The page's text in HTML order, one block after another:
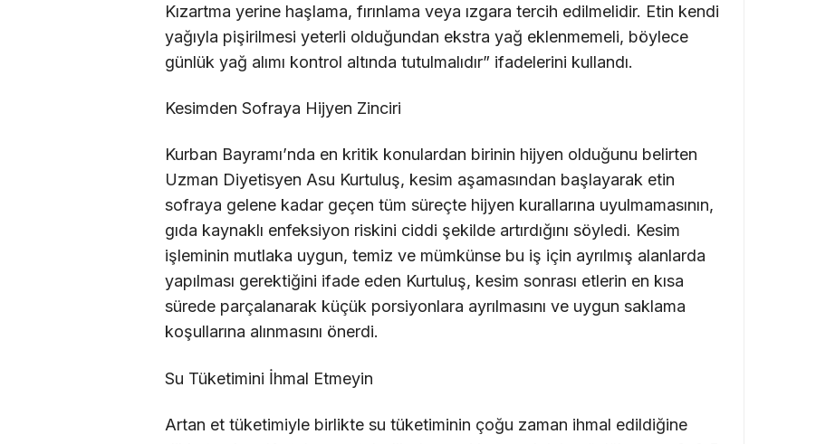
Kızartma yerine haşlama, fırınlama veya ızgara tercih edilmelidir. Etin kendi
yağıyla pişirilmesi yeterli olduğundan ekstra yağ eklenmemeli, böylece
günlük yağ alımı kontrol altında tutulmalıdır” ifadelerini kullandı.
Kesimden Sofraya Hijyen Zinciri
Kurban Bayramı’nda en kritik konulardan birinin hijyen olduğunu belirten
Uzman Diyetisyen Asu Kurtuluş, kesim aşamasından başlayarak etin
sofraya gelene kadar geçen tüm süreçte hijyen kurallarına uyulmamasının,
gıda kaynaklı enfeksiyon riskini ciddi şekilde artırdığını söyledi. Kesim
işleminin mutlaka uygun, temiz ve mümkünse bu iş için ayrılmış alanlarda
yapılması gerektiğini ifade eden Kurtuluş, kesim sonrası etlerin en kısa
sürede parçalanarak küçük porsiyonlara ayrılmasını ve uygun saklama
koşullarına alınmasını önerdi.
Su Tüketimini İhmal Etmeyin
Artan et tüketimiyle birlikte su tüketiminin çoğu zaman ihmal edildiğine